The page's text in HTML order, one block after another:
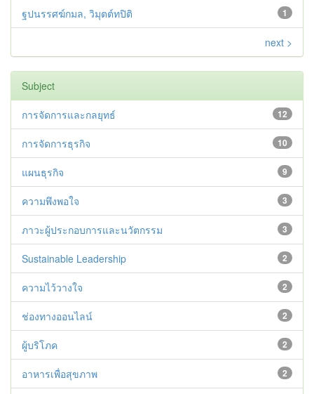
1
ฐปนรรศฆ์กมล, วิมุตต์ทปิติ
next >
Subject
12
การจัดการและกลยุทธ์
10
การจัดการธุรกิจ
9
แผนธุรกิจ
3
ความพึงพอใจ
3
ภาวะผู้ประกอบการและนวัตกรรม
2
Sustainable Leadership
2
ความไว้วางใจ
2
ช่องทางออนไลน์
2
ผู้บริโภค
2
อาหารเพื่อสุขภาพ